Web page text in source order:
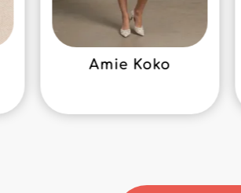
Amie Koko